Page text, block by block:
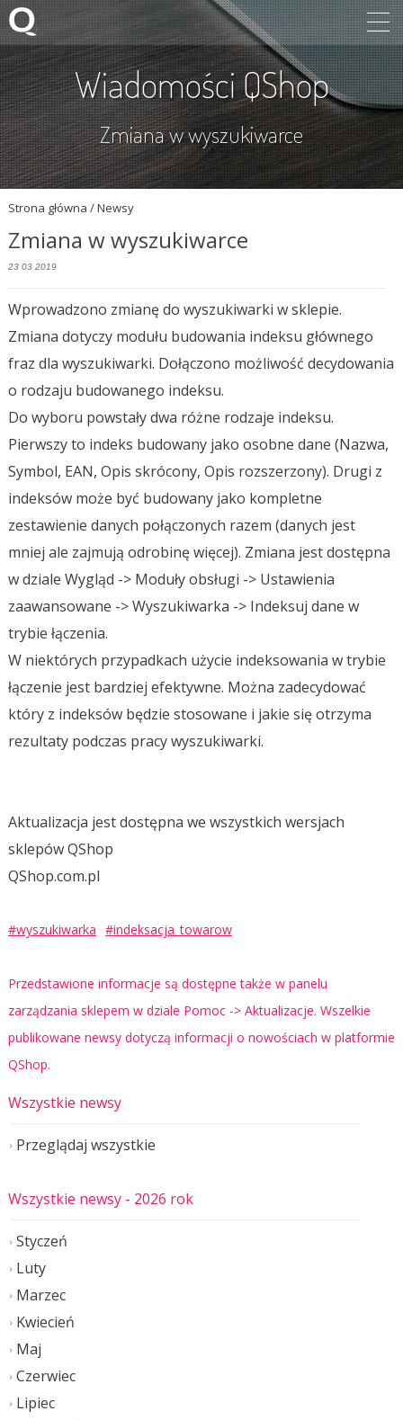
Wiadomości QShop
Zmiana w wyszukiwarce
Strona główna / Newsy
Wszystkie newsy
Przeglądaj wszystkie
Wszystkie newsy - 2026 rok
Styczeń
Luty
Marzec
Kwiecień
Maj
Czerwiec
Lipiec
Zmiana w wyszukiwarce
23 03 2019
Wprowadzono zmianę do wyszukiwarki w sklepie.
Zmiana dotyczy modułu budowania indeksu głównego
fraz dla wyszukiwarki. Dołączono możliwość decydowania
o rodzaju budowanego indeksu.
Do wyboru powstały dwa różne rodzaje indeksu.
Pierwszy to indeks budowany jako osobne dane (Nazwa,
Symbol, EAN, Opis skrócony, Opis rozszerzony). Drugi z
indeksów może być budowany jako kompletne
zestawienie danych połączonych razem (danych jest
mniej ale zajmują odrobinę więcej). Zmiana jest dostępna
w dziale Wygląd -> Moduły obsługi -> Ustawienia
zaawansowane -> Wyszukiwarka -> Indeksuj dane w
trybie łączenia.
W niektórych przypadkach użycie indeksowania w trybie
łączenie jest bardziej efektywne. Można zadecydować
który z indeksów będzie stosowane i jakie się otrzyma
rezultaty podczas pracy wyszukiwarki.
Aktualizacja jest dostępna we wszystkich wersjach
sklepów QShop
QShop.com.pl
#wyszukiwarka #indeksacja_towarow
Przedstawione informacje są dostępne także w panelu
zarządzania sklepem w dziale Pomoc -> Aktualizacje. Wszelkie
publikowane newsy dotyczą informacji o nowościach w platformie
QShop.